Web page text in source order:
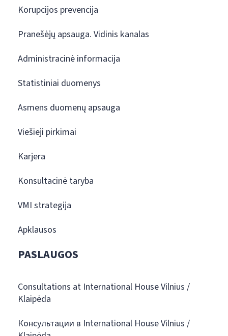
Korupcijos prevencija
Pranešėjų apsauga. Vidinis kanalas
Administracinė informacija
Statistiniai duomenys
Asmens duomenų apsauga
Viešieji pirkimai
Karjera
Konsultacinė taryba
VMI strategija
Apklausos
PASLAUGOS
Consultations at International House Vilnius /
Klaipėda
Консультации в International House Vilnius /